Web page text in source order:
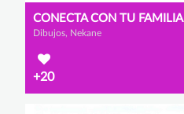
CONECTA CON TU FAMILIA
Dibujos, Nekane
+20